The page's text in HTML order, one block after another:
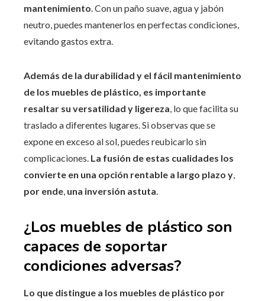
mantenimiento. Con un paño suave, agua y jabón
neutro, puedes mantenerlos en perfectas condiciones,
evitando gastos extra.
Además de la durabilidad y el fácil mantenimiento
de los muebles de plástico, es importante
resaltar su versatilidad y ligereza, lo que facilita su
traslado a diferentes lugares. Si observas que se
expone en exceso al sol, puedes reubicarlo sin
complicaciones. La fusión de estas cualidades los
convierte en una opción rentable a largo plazo y,
por ende, una inversión astuta.
¿Los muebles de plástico son
capaces de soportar
condiciones adversas?
Lo que distingue a los muebles de plástico por